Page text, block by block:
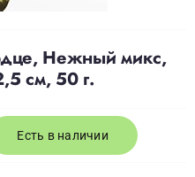
Нежный микс,
см, 50 г.
Есть в наличии